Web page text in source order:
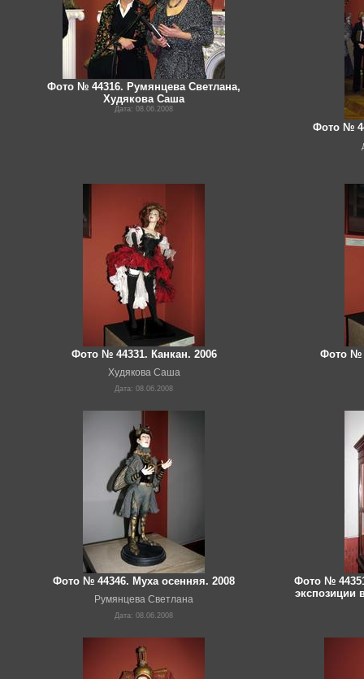
Фото № 44316. Румянцева Светлана,
Худякова Саша
Дата: 08.06.2008
Фото №
Фото № 44331. Канкан. 2006
Худякова Саша
Дата: 08.06.2008
Фото №
Фото № 44346. Муха осенняя. 2008
Румянцева Светлана
Дата: 08.06.2008
Фото №
экспозиции